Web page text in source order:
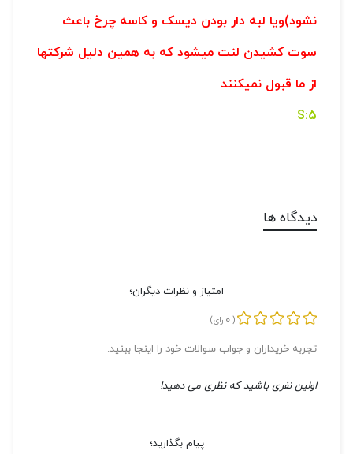
نشود)ویا لبه دار بودن دیسک و کاسه چرخ باعث
سوت کشیدن لنت میشود که به همین دلیل شرکتها
از ما قبول نمیکنند
5:S
دیدگاه ها
امتیاز و نظرات دیگران؛
(
0 رای)
تجربه خریداران و جواب سوالات خود را اینجا ببنید.
اولین نفری باشید که نظری می دهید!
پیام بگذارید؛